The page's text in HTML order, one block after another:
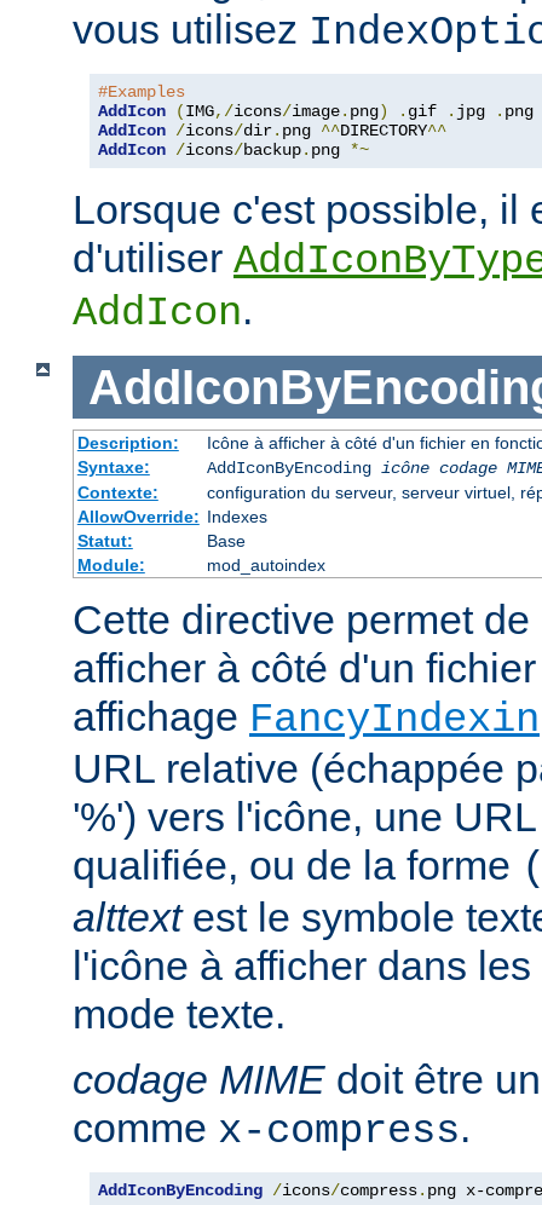
vous utilisez
#Examples
AddIcon
(IMG,/icons/image. png) . gif . jpg .
AddIcon /icons/dir. png ^^DIRECTORY^^
AddIcon /icons/backup. png *~
Lorsque c'est possible, il
d'utiliser
AddIcon.
Description:
Icône à afficher à côté d'un fichier en
Syntaxe:
AddIconByEncoding icône codage
Contexte:
configuration du serveur, serveur virtuel,
AllowOverride: Indexes
Statut:
Base
Module:
mod_autoindex
Cette directive permet
afficher à côté d'un
affichage
URL relative (échappée
'%') vers l'icône, une
qualifiée, ou de la forme
alttextest le symbole
l'icône à afficher dans
mode texte.
codage MIME doit être
comme x-compress.
AddIconByEncoding /icons/compress. png x-